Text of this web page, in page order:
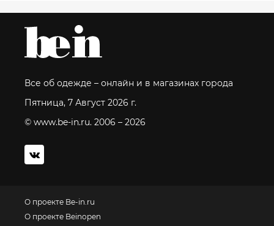
Все об одежде – онлайн и в магазинах города
Пятница, 7 Август 2026 г.
© www.be-in.ru. 2006 – 2026
О проекте Be-in.ru
О проекте Beinopen